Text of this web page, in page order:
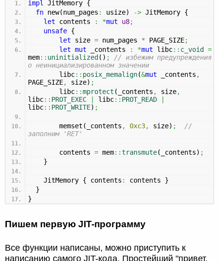
impl JitMemory {
fn new(num_pages : usize) -> JitMemory {
let contents : *mut u8;
unsafe {
let size = num_pages * PAGE_SIZE;
let mut _contents : *mut libc:: c_void
=
mem:: uninitialized ( ) ;
// избежим предупреждения
о неинициализированном значении
libc:: posix_memalign(&mut _contents ,
PAGE_SIZE, size) ;
libc::mprotect ( _contents , size,
libc:: PROT_EXEC libc:: PROT_READ
libc:: PROT_WRITE) ;
memset ( _contents , 0xc3, size) ;
//
заполним 'RET'
contents = mem::transmute( _contents) ;
}
JitMemory { contents : contents }
}
}
Пишем первую JIT-программу
Все функции написаны, можно приступить к
написанию самого JIT-кода. Простейший "привет,